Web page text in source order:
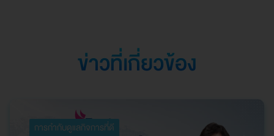
ข่าวที่เกี่ยวข้อง
การกำกับดูแลกิจการที่ดี